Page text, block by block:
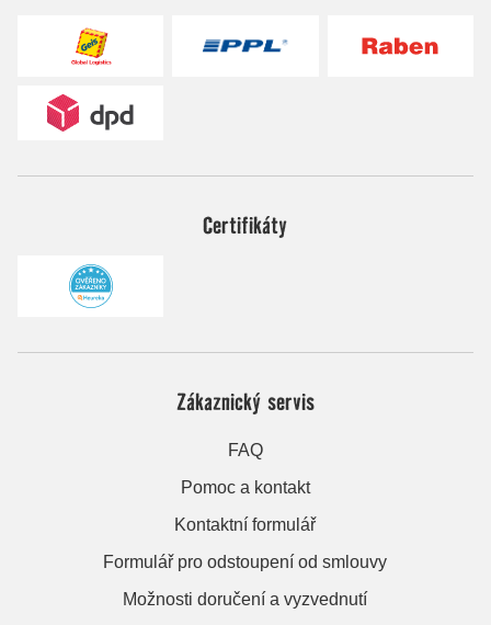
Certifikáty
Zákaznický servis
FAQ
Pomoc a kontakt
Kontaktní formulář
Formulář pro odstoupení od smlouvy
Možnosti doručení a vyzvednutí